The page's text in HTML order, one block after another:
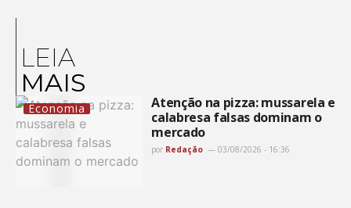
LEIA
MAIS
Economia
Atenção na pizza: mussarela e
calabresa falsas dominam o
mercado
por Redação 03/08/2026 - 16:36